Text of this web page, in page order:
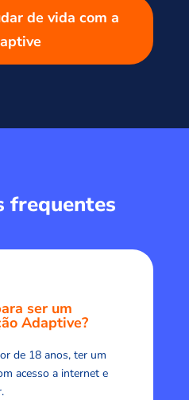
de vida com a
frequentes
ser um
Adaptive?
de 18 anos, ter um
acesso a internet e